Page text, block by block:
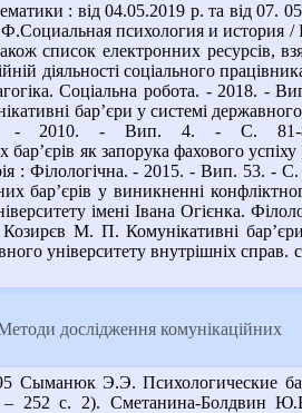
: від 04.05.2019 р. та від 07.
Ф.Социальная психология и
електронних ресурсів,
діяльності соціального
Соціальна робота. - 2018. -
бар’єри у системі
- 2010. - Вип. 4. - С.
як запорука фахового
: Філологічна. - 2015. - Вип. 53. -
бар’єрів у виникненні
імені Івана Огієнка.
М. П. Комунікативні
університету внутрішніх справ.
дослідження комунікаційних
Сыманюк Э.Э. Психологические
с. 2). Сметанина-Болдвин Ю.В.